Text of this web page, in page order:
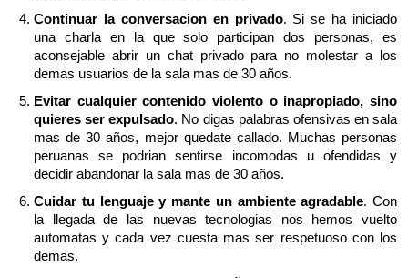
Continuar la conversacion en privado. Si se ha iniciado
una charla en la que solo participan dos personas, es
aconsejable abrir un chat privado para no molestar a los
demas usuarios de la sala mas de 30 años.
Evitar cualquier contenido violento o inapropiado, sino
quieres ser expulsado. No digas palabras ofensivas en sala
mas de 30 años, mejor quedate callado. Muchas personas
peruanas se podrian sentirse incomodas u ofendidas y
decidir abandonar la sala mas de 30 años.
Cuidar tu lenguaje y mante un ambiente agradable. Con
la llegada de las nuevas tecnologias nos hemos vuelto
automatas y cada vez cuesta mas ser respetuoso con los
demas.